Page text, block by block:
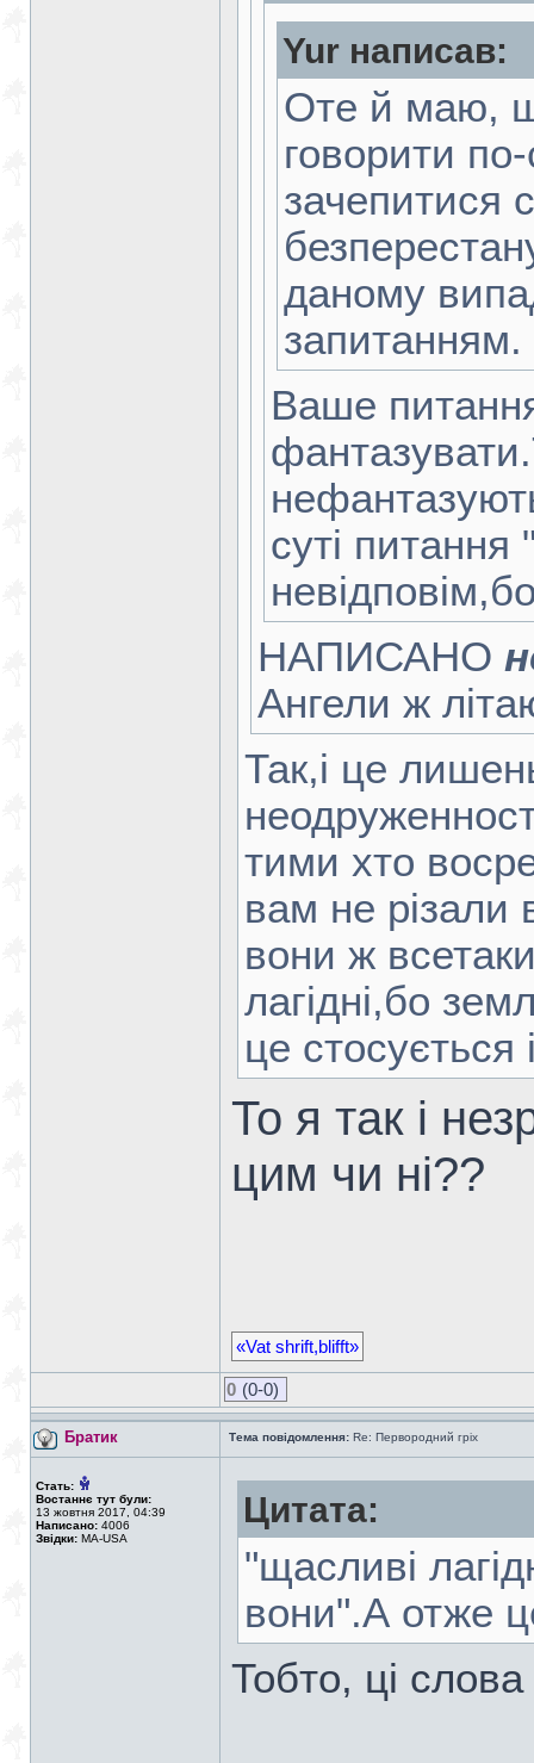
Yur написав:
Оте й маю,
говорити
зачепитися
даному
запитанням.
Ваше
суті питання
НАПИСАНО
Ангели ж
Так,і це
тими хто
вам не різали
вони ж
лагідні,бо
це стосується
То я так і
цим чи ні??
«Vat shrift,blifft»
0 (0-0)
Братик Тема повідомлення: Re: Первородний гріх
Стать:
Востаннє тут були:
13 жовтня 2017, 04:39
Написано: 4006
Звідки: MA-USA
Цитата:
"щасливі
вони".А отже
Тобто, ці